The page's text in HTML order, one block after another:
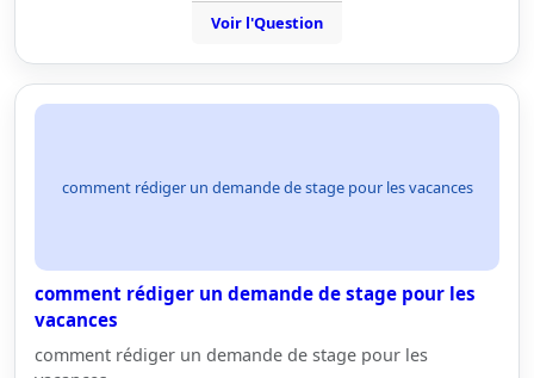
Voir l'Question
comment rédiger un demande de stage pour les vacances
comment rédiger un demande de stage pour les
vacances
comment rédiger un demande de stage pour les